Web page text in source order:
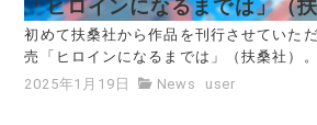
「ヒロインになるまでは」（
初めて扶桑社から作品を刊行させていた
売「ヒロインになるまでは」（扶桑社）
2025年1月19日
News user